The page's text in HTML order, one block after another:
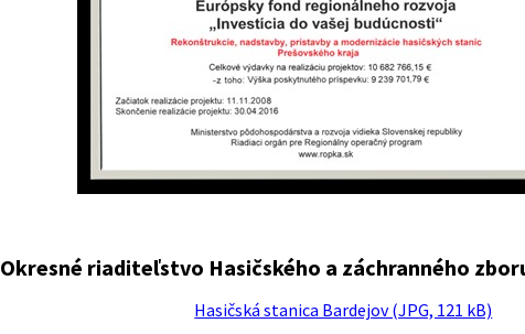
Okresné riaditeľstvo Hasičského a záchranného
Hasičská stanica Bardejov (JPG, 121 kB)